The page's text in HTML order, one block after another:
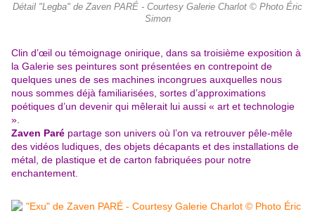
Détail "Legba" de Zaven PARÉ - Courtesy Galerie Charlot © Photo Éric
Simon
Clin d’œil ou témoignage onirique, dans sa troisième exposition à
la Galerie ses peintures sont présentées en contrepoint de
quelques unes de ses machines incongrues auxquelles nous
nous sommes déjà familiarisées, sortes d’approximations
poétiques d’un devenir qui mêlerait lui aussi « art et technologie
».
Zaven Paré partage son univers où l’on va retrouver pêle-mêle
des vidéos ludiques, des objets décapants et des installations de
métal, de plastique et de carton fabriquées pour notre
enchantement.